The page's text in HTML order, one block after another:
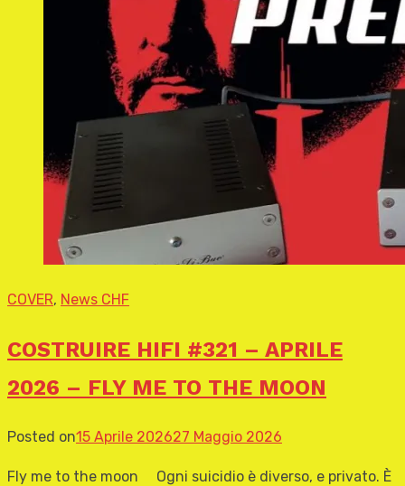
COVER, News CHF
COSTRUIRE HIFI #321 – APRILE
2026 – FLY ME TO THE MOON
Posted on15 Aprile 202627 Maggio 2026
Fly me to the moon Ogni suicidio è diverso, e privato. È